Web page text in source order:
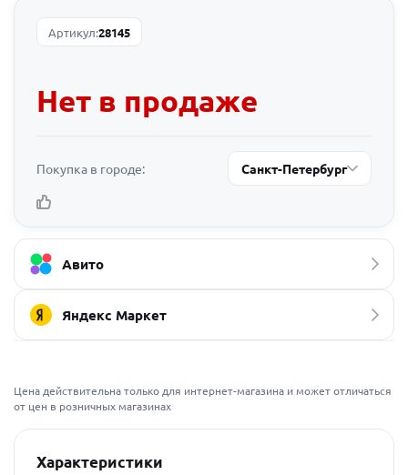
Артикул:28145
Нет в продаже
Покупка в городе: Санкт-Петербург
Авито
Яндекс Маркет
Цена действительна только для интернет-магазина и может отличаться
от цен в розничных магазинах
Характеристики